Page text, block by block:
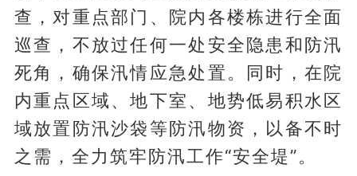
查，对重点部门、院内各楼栋进行全面
巡查，不放过任何一处安全隐患和防汛
死角，确保汛情应急处置。同时，在院
内重点区域、地下室、地势低易积水区
域放置防汛沙袋等防汛物资，以备不时
之需，全力筑牢防汛工作“安全堤”。